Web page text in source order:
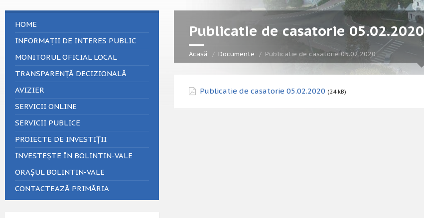
Publicatie de casatorie 05.02.2020
Acasă Documente Publicatie de casatorie 05.02.2020
Publicatie de casatorie 05.02.2020 (24 kB)
HOME
INFORMAȚII DE INTERES PUBLIC
MONITORUL OFICIAL LOCAL
TRANSPARENȚĂ DECIZIONALĂ
AVIZIER
SERVICII ONLINE
SERVICII PUBLICE
PROIECTE DE INVESTIȚII
INVESTEȘTE ÎN BOLINTIN-VALE
ORAȘUL BOLINTIN-VALE
CONTACTEAZĂ PRIMĂRIA